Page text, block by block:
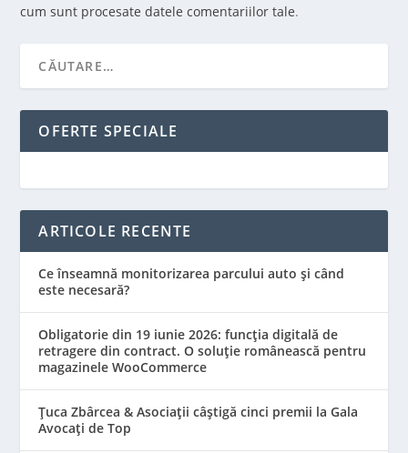
cum sunt procesate datele comentariilor tale.
OFERTE SPECIALE
ARTICOLE RECENTE
Ce înseamnă monitorizarea parcului auto și când
este necesară?
Obligatorie din 19 iunie 2026: funcția digitală de
retragere din contract. O soluție românească pentru
magazinele WooCommerce
Țuca Zbârcea & Asociații câștigă cinci premii la Gala
Avocați de Top